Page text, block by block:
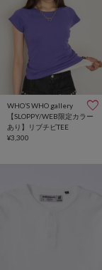
WHO’S WHO gallery
【SLOPPY/WEB限定カラー
あり】リブチビTEE
¥3,300